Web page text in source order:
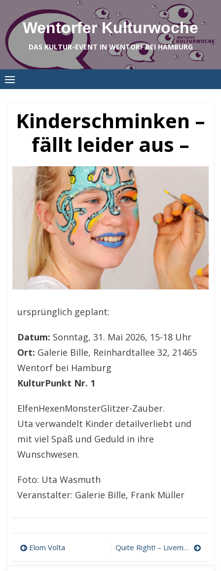
contentWentorfer Kulturwoche
DAS KULTUR-EVENT IN WENTORF BEI HAMBURG
Kinderschminken –
fällt leider aus –
ursprünglich geplant:
Datum: Sonntag, 31. Mai 2026, 15-18 Uhr
Ort: Galerie Bille, Reinhardtallee 32, 21465
Wentorf bei Hamburg
KulturPunkt Nr. 1
ElfenHexenMonsterGlitzer-Zauber.
Uta verwandelt Kinder detailverliebt und
mit viel Spaß und Geduld in ihre
Wunschwesen.
Foto: Uta Wasmuth
Veranstalter: Galerie Bille, Frank Müller
Beitragsnavigation
Elom Volta Quite Right! – Livemusik auf der Gartenbühne